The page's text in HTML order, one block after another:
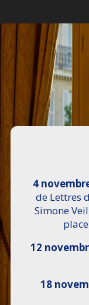
4
de Lettres
Simone
12
18